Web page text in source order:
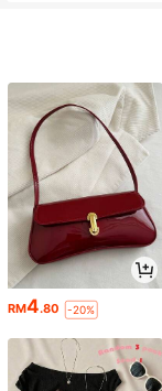
RM4.80 -20%